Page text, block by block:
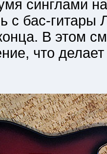
синглами
с бас-гитары
В этом
что